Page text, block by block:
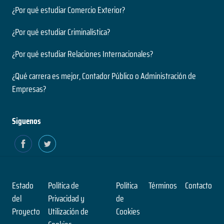
¿Por qué estudiar Comercio Exterior?
¿Por qué estudiar Criminalística?
¿Por qué estudiar Relaciones Internacionales?
¿Qué carrera es mejor, Contador Público o Administración de
Empresas?
Siguenos
Estado
del
Proyecto
Política de
Privacidad y
Utilización de
Política
de
Cookies
Términos Contacto